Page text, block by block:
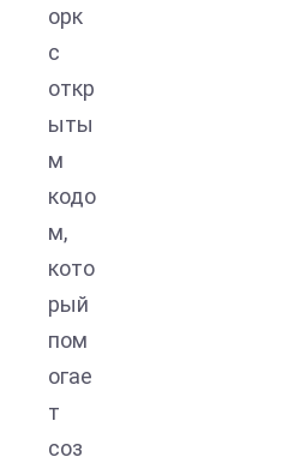
орк
с
откр
ыты
м
кодо
м,
кото
рый
пом
огае
т
соз